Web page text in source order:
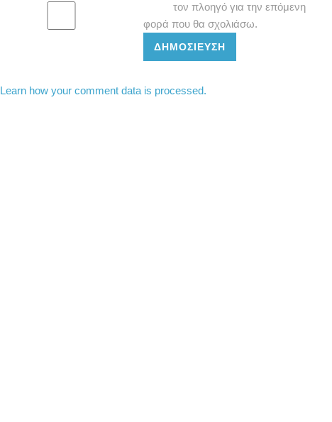
τον πλοηγό για την επόμενη
φορά που θα σχολιάσω.
ΔΗΜΟΣΊΕΥΣΗ
Learn how your comment data is processed.